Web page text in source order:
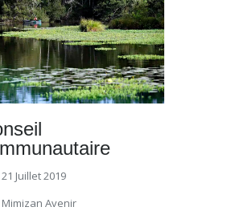
21 Juillet 2019
Mimizan Avenir